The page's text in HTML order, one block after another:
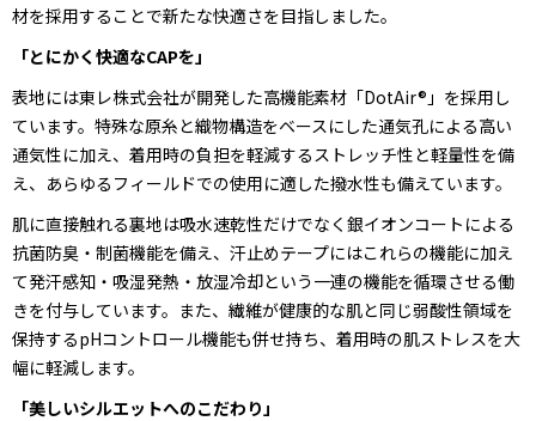
材を採用することで新たな快適さを目指しました。
「とにかく快適なCAPを」
表地には東レ株式会社が開発した高機能素材「DotAir®」を採用し
ています。特殊な原糸と織物構造をベースにした通気孔による高い
通気性に加え、着用時の負担を軽減するストレッチ性と軽量性を備
え、あらゆるフィールドでの使用に適した撥水性も備えています。
肌に直接触れる裏地は吸水速乾性だけでなく銀イオンコートによる
抗菌防臭・制菌機能を備え、汗止めテープにはこれらの機能に加え
て発汗感知・吸湿発熱・放湿冷却という一連の機能を循環させる働
きを付与しています。また、繊維が健康的な肌と同じ弱酸性領域を
保持するpHコントロール機能も併せ持ち、着用時の肌ストレスを大
幅に軽減します。
「美しいシルエットへのこだわり」